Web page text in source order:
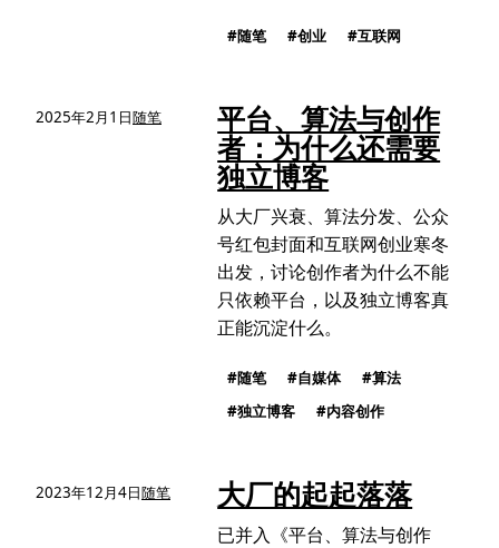
随笔 创业 互联网
2025年2月1日随笔
平台、算法与创作
者：为什么还需要
独立博客
从大厂兴衰、算法分发、公众
号红包封面和互联网创业寒冬
出发，讨论创作者为什么不能
只依赖平台，以及独立博客真
正能沉淀什么。
随笔 自媒体
算法
独立博客
内容创作
2023年12月4日随笔 大厂的起起落落
已并入《平台、算法与创作